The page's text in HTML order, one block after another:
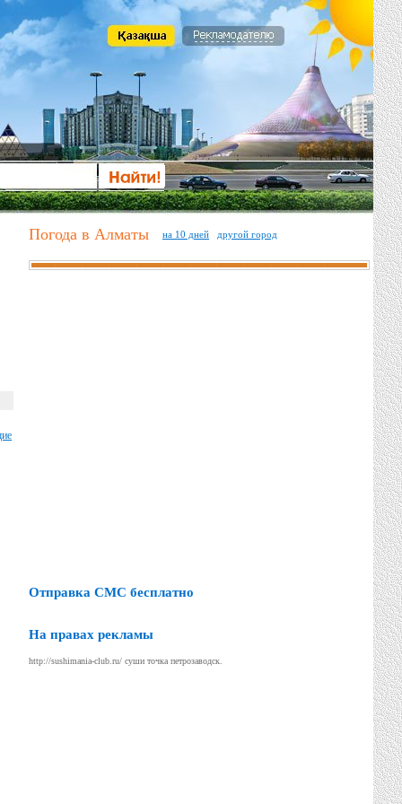
Погода в Алматы на 10 дней другой город
Отправка СМС бесплатно
На правах рекламы
http://sushimania-club.ru/ суши точка петрозаводск.